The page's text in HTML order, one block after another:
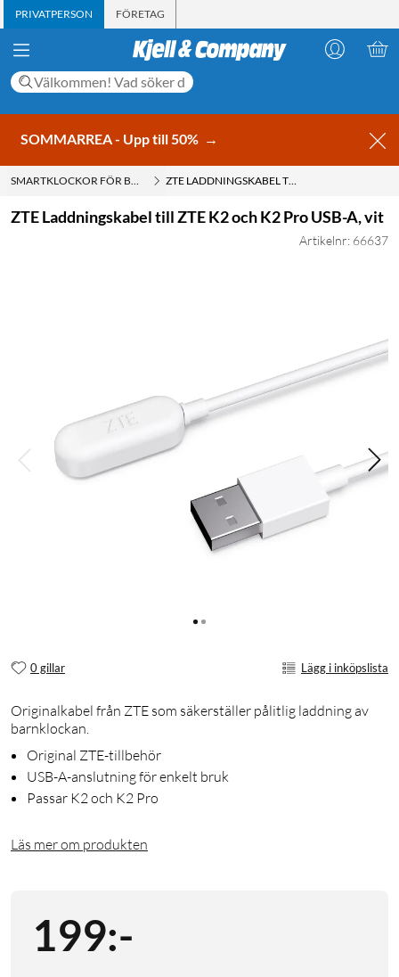
PRIVATPERSON FÖRETAG
SOMMARREA - Upp till 50% →
SMARTKLOCKOR FÖR BARN ZTE LADDNINGSKABEL TILL ZTE K2 OCH K2 PRO USB-A, VIT
ZTE Laddningskabel till ZTE K2 och K2 Pro USB-A, vit
Artikelnr: 66637
0 gillar Lägg i inköpslista
Originalkabel från ZTE som säkerställer pålitlig laddning av
barnklockan.
Original ZTE-tillbehör
USB-A-anslutning för enkelt bruk
Passar K2 och K2 Pro
Läs mer om produkten
199:-